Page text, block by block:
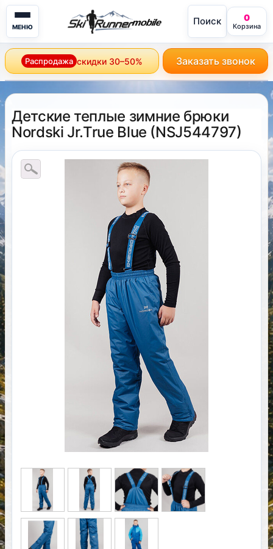
МЕНЮ mobile Поиск 0
Корзина
Распродажа скидки 30–50% Заказать звонок
Детские теплые зимние брюки
Nordski Jr.True Blue (NSJ544797)